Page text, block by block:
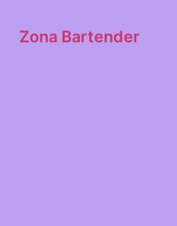
Zona Bartender